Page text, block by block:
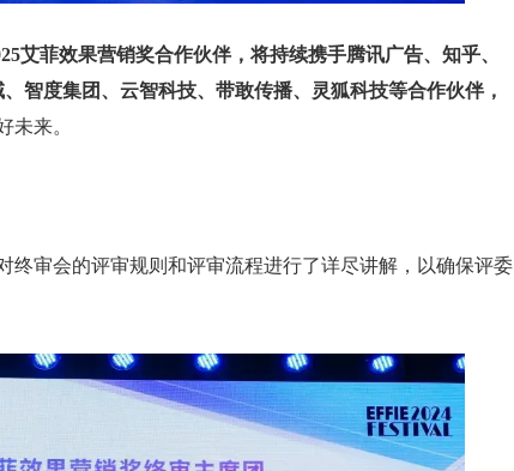
艾菲效果营销奖合作伙伴，将持续携手腾讯广告、知乎、
智度集团、云智科技、带敢传播、灵狐科技等合作伙伴，
未来。
终审会的评审规则和评审流程进行了详尽讲解，以确保评委